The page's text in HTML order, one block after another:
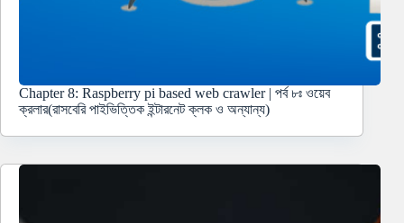
Chapter 8: Raspberry pi based web crawler | পর্ব ৮ঃ ওয়েব
ক্রলার(রাসবেরি পাইভিত্তিক ইন্টারনেট ক্লক ও অন্যান্য)